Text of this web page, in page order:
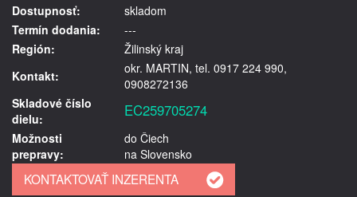
Dostupnosť:
skladom
Termín dodania:
---
Región:
Žilinský kraj
Kontakt:
okr. MARTIN, tel. 0917 224 990,
0908272136
Skladové číslo
dielu:
EC259705274
Možnosti
prepravy:
do Čiech
na Slovensko